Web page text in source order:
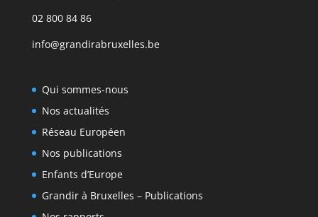
02 800 84 86
info@grandirabruxelles.be
Qui sommes-nous
Nos actualités
Réseau Européen
Nos publications
Enfants d’Europe
Grandir à Bruxelles – Publications